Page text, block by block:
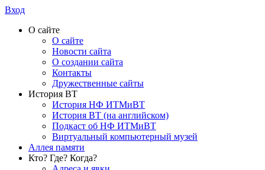
Вход
О сайте
О сайте
Новости сайта
О создании сайта
Контакты
Дружественные сайты
История ВТ
История НФ ИТМиВТ
История ВТ (на английском)
Подкаст об НФ ИТМиВТ
Виртуальный компьютерный музей
Аллея памяти
Кто? Где? Когда?